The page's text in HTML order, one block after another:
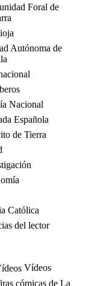
Foral de
Autónoma de
Nacional
Española
de Tierra
Católica
del lector
Vídeos